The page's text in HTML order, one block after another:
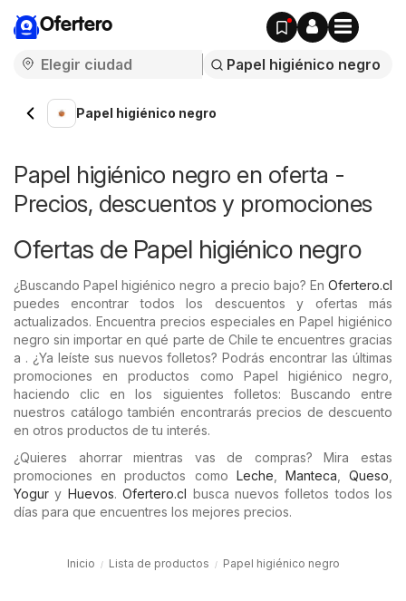
Ofertero
Papel higiénico negro
Papel higiénico negro en oferta -
Precios, descuentos y promociones
Ofertas de Papel higiénico negro
¿Buscando Papel higiénico negro a precio bajo? En Ofertero.cl
puedes encontrar todos los descuentos y ofertas más
actualizados. Encuentra precios especiales en Papel higiénico
negro sin importar en qué parte de Chile te encuentres gracias
a . ¿Ya leíste sus nuevos folletos? Podrás encontrar las últimas
promociones en productos como Papel higiénico negro,
haciendo clic en los siguientes folletos: Buscando entre
nuestros catálogo también encontrarás precios de descuento
en otros productos de tu interés.
¿Quieres ahorrar mientras vas de compras? Mira estas
promociones en productos como Leche Manteca ,Queso
Yogur y Huevos.Ofertero.cl busca nuevos folletos todos los
días para que encuentres los mejores precios.
Inicio Lista de productos Papel higiénico negro